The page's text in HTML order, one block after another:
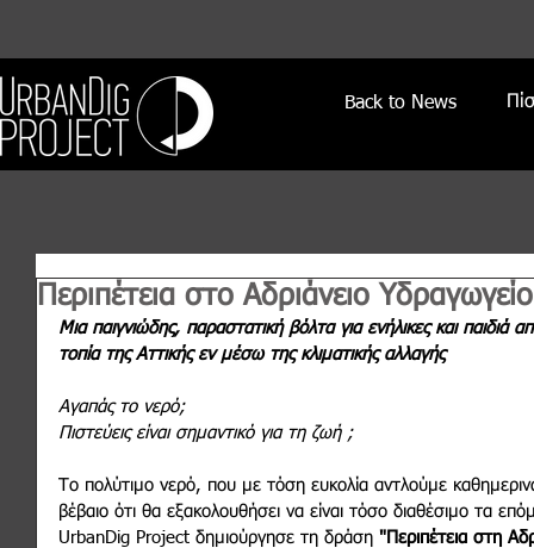
Back to News
Περιπέτεια στο Αδριάνειο
Μια παιγνιώδης, παραστατική βόλτα για ενήλικες και
τοπία της Αττικής εν μέσω της κλιματικής αλλαγής
Αγαπάς το νερό;
Πιστεύεις είναι σημαντικό για τη ζωή ;
Το πολύτιμο νερό, που με τόση ευκολία αντλούμε
βέβαιο ότι θα εξακολουθήσει να είναι τόσο διαθέσιμο τα
UrbanDig Project δημιούργησε τη δράση "Περιπέτεια στη